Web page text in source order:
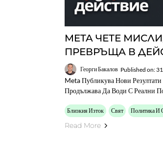
META ЧЕТЕ
ПРЕВРЪЩА В
Георги Бакалов Published on:
Meta Публикува Нови
Продължава Да Води С Реални
Близкия Изток Свят Политика И
Read More